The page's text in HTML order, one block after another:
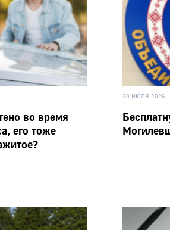
во время
его тоже
20 ИЮЛЯ 2026